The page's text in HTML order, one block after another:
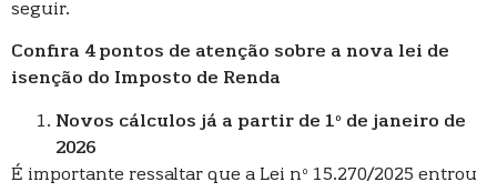
seguir.
Confira 4 pontos de atenção sobre a nova lei de
isenção do Imposto de Renda
Novos cálculos já a partir de 1º de janeiro de
2026
É importante ressaltar que a Lei nº 15.270/2025 entrou